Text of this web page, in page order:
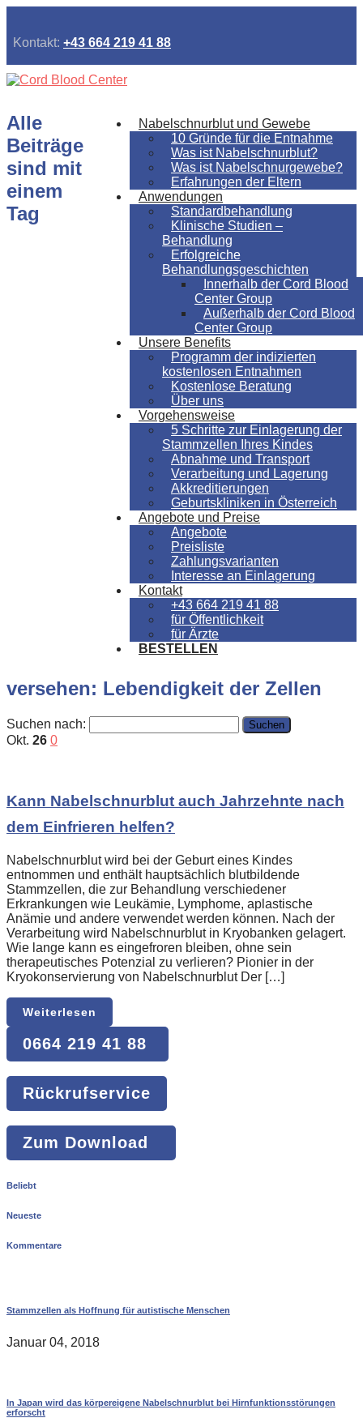
Kontakt: +43 664 219 41 88
Nabelschnurblut und Gewebe
10 Gründe für die Entnahme
Was ist Nabelschnurblut?
Was ist Nabelschnurgewebe?
Erfahrungen der Eltern
Anwendungen
Standardbehandlung
Klinische Studien –
Behandlung
Erfolgreiche
Behandlungsgeschichten
Innerhalb der Cord Blood
Center Group
Außerhalb der Cord Blood
Center Group
Unsere Benefits
Programm der indizierten
kostenlosen Entnahmen
Kostenlose Beratung
Über uns
Vorgehensweise
5 Schritte zur Einlagerung der
Stammzellen Ihres Kindes
Abnahme und Transport
Verarbeitung und Lagerung
Akkreditierungen
Geburtskliniken in Österreich
Angebote und Preise
Angebote
Preisliste
Zahlungsvarianten
Interesse an Einlagerung
Kontakt
+43 664 219 41 88
für Öffentlichkeit
für Ärzte
BESTELLEN
Alle
Beiträge
sind mit
einem
Tag
versehen: Lebendigkeit der Zellen
Suchen nach:
Okt. 26 0
Kann Nabelschnurblut auch Jahrzehnte nach
dem Einfrieren helfen?
Nabelschnurblut wird bei der Geburt eines Kindes
entnommen und enthält hauptsächlich blutbildende
Stammzellen, die zur Behandlung verschiedener
Erkrankungen wie Leukämie, Lymphome, aplastische
Anämie und andere verwendet werden können. Nach der
Verarbeitung wird Nabelschnurblut in Kryobanken gelagert.
Wie lange kann es eingefroren bleiben, ohne sein
therapeutisches Potenzial zu verlieren? Pionier in der
Kryokonservierung von Nabelschnurblut Der […]
Weiterlesen
0664 219 41 88
Rückrufservice
Zum Download
Beliebt
Neueste
Kommentare
Stammzellen als Hoffnung für autistische Menschen
Januar 04, 2018
In Japan wird das körpereigene Nabelschnurblut bei Hirnfunktionsstörungen
erforscht